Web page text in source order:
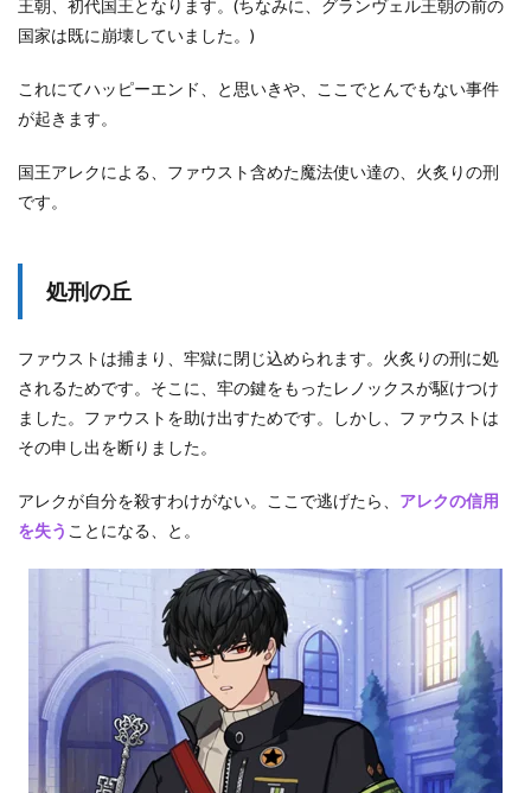
深
り
は
こ
ら
王朝、初代国王となります。(ちなみに、グランヴェル王朝の前の
国家は既に崩壊していました。)
これにてハッピーエンド、と思いきや、ここでとんでもない事件
が起きます。
国王アレクによる、ファウスト含めた魔法使い達の、火炙りの刑
です。
処刑の丘
ファウストは捕まり、牢獄に閉じ込められます。火炙りの刑に処
されるためです。そこに、牢の鍵をもったレノックスが駆けつけ
ました。ファウストを助け出すためです。しかし、ファウストは
その申し出を断りました。
アレクが自分を殺すわけがない。ここで逃げたら、 アレクの信用
を失う ことになる、と。